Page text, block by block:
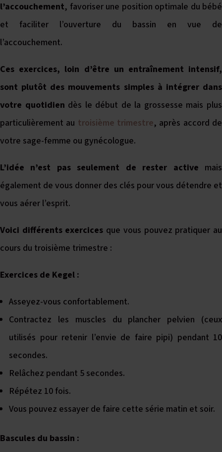
l’accouchement, favoriser une position optimale du bébé
et faciliter l’ouverture du bassin en vue de
l’accouchement.
Ces exercices, loin d’être un entraînement intensif,
sont plutôt des mouvements simples à intégrer dans
votre quotidien dès le début de la grossesse mais plus
particulièrement au troisième trimestre, après accord de
votre sage-femme ou gynécologue.
L’idée n’est pas seulement de rester active mais
également de vous donner des clés pour vous détendre et
vous aérer l’esprit.
Voici différents exercices que vous pouvez pratiquer au
cours du troisième trimestre :
Exercices de Kegel :
Asseyez-vous confortablement.
Contractez les muscles du plancher pelvien (ceux
utilisés pour retenir l’envie de faire pipi) pendant 10
secondes.
Relâchez pendant 5 secondes.
Répétez 10 fois.
Vous pouvez essayer de faire cette série matin et soir.
Bascules du bassin :